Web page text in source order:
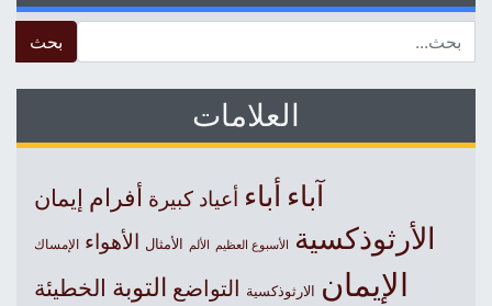
العلامات
آباءأباء أعياد كبيرة أفرام إيمان
الأرثوذكسية الأسبوع العظيم الألم الأمثال الأهواء الإمساك
الإيمان الارثوذكسية التواضع التوبة الخطيئة